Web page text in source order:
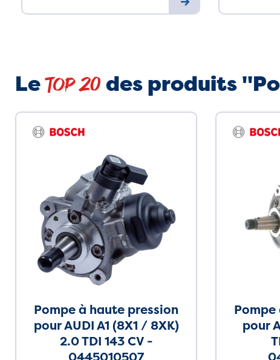
LeTop 20 des produits
Pompe à haute pression
pour AUDI A1 (8X1 / 8XK)
2.0 TDI 143 CV -
0445010507
pour